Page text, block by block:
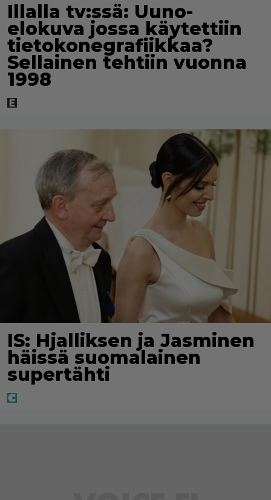
Illalla tv:ssä: Uuno-
elokuva jossa käytettiin
tietokonegrafiikkaa?
Sellainen tehtiin vuonna
1998
IS: Hjalliksen ja Jasminen
häissä suomalainen
supertähti